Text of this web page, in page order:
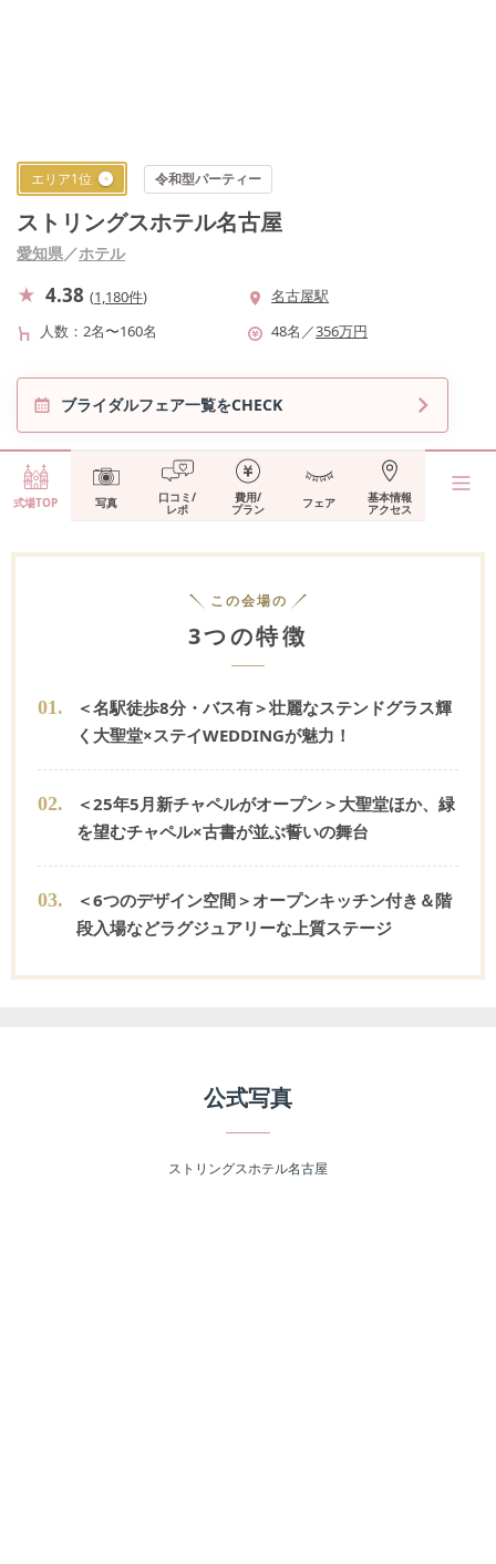
エリア1位 令和型パーティー
ストリングスホテル名古屋
愛知県／ホテル
4.38 (1,180件)
名古屋駅
人数
2名〜160名 48名 ／356万円
ブライダルフェア一覧をCHECK
式場TOP 写真 口コミ/
レポ
費用/
プラン フェア 基本情報
アクセス
この会場の
3つの特徴
01.
＜名駅徒歩8分・バス有＞壮麗なステンドグラス輝
く大聖堂×ステイWEDDINGが魅力！
02.
＜25年5月新チャペルがオープン＞大聖堂ほか、緑
を望むチャペル×古書が並ぶ誓いの舞台
03.
＜6つのデザイン空間＞オープンキッチン付き＆階
段入場などラグジュアリーな上質ステージ
公式写真
ストリングスホテル名古屋